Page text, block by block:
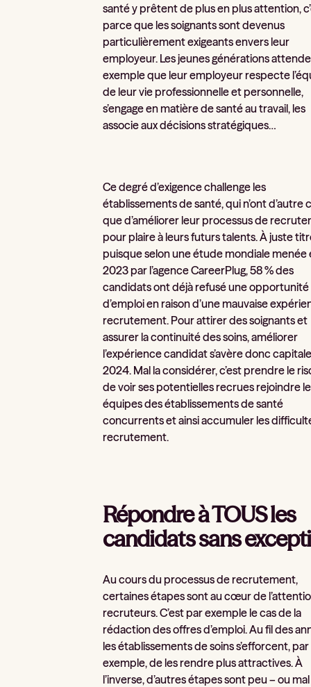
santé y prêtent de plus en plus attention,
parce que les soignants sont devenus
particulièrement exigeants envers leur
employeur. Les jeunes générations
exemple que leur employeur respecte
de leur vie professionnelle et personnelle,
s’engage en matière de santé au travail, les
associe aux décisions stratégiques…
Ce degré d’exigence challenge les
établissements de santé, qui n’ont d’autre
que d’améliorer leur processus de
pour plaire à leurs futurs talents. À juste
puisque selon une étude mondiale menée
2023 par l’agence CareerPlug, 58 % des
candidats ont déjà refusé une opportunité
d’emploi en raison d’une mauvaise
recrutement. Pour attirer des soignants et
assurer la continuité des soins, améliorer
l’expérience candidat s’avère donc
2024. Mal la considérer, c’est prendre le
de voir ses potentielles recrues rejoindre
équipes des établissements de santé
concurrents et ainsi accumuler les
recrutement.
Répondre à TOUS les
candidats sans
Au cours du processus de recrutement,
certaines étapes sont au cœur de
recruteurs. C’est par exemple le cas de la
rédaction des offres d’emploi. Au fil des
les établissements de soins s’efforcent, par
exemple, de les rendre plus attractives. À
l’inverse, d’autres étapes sont peu – ou